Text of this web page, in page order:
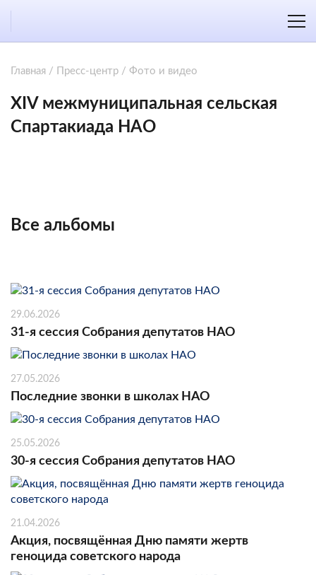
Главная / Пресс-центр / Фото и видео
XIV межмуниципальная сельская
Спартакиада НАО
Все альбомы
29.06.2026
31-я сессия Собрания депутатов НАО
27.05.2026
Последние звонки в школах НАО
25.05.2026
30-я сессия Собрания депутатов НАО
21.04.2026
Акция, посвящённая Дню памяти жертв
геноцида советского народа